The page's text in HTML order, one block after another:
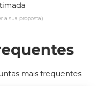
a sua proposta)
mais frequentes